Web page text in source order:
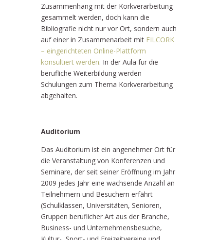
Zusammenhang mit der Korkverarbeitung
gesammelt werden, doch kann die
Bibliografie nicht nur vor Ort, sondern auch
auf einer in Zusammenarbeit mit FILCORK
– eingerichteten Online-Plattform
konsultiert werden. In der Aula für die
berufliche Weiterbildung werden
Schulungen zum Thema Korkverarbeitung
abgehalten.
Auditorium
Das Auditorium ist ein angenehmer Ort für
die Veranstaltung von Konferenzen und
Seminare, der seit seiner Eröffnung im Jahr
2009 jedes Jahr eine wachsende Anzahl an
Teilnehmern und Besuchern erfährt
(Schulklassen, Universitäten, Senioren,
Gruppen beruflicher Art aus der Branche,
Business- und Unternehmensbesuche,